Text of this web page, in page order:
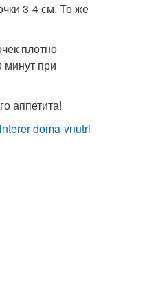
3-4 см. То же
плотно
минут при
аппетита!
doma-vnutri